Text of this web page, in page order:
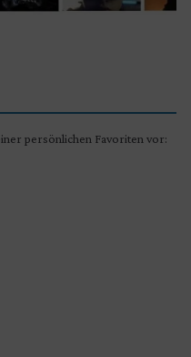
persönlichen Favoriten vor: